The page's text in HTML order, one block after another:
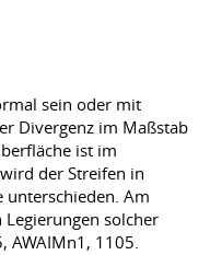
sein oder mit
Divergenz im Maßstab
ist im
der Streifen in
unterschieden. Am
solcher
AWAIMn1, 1105.